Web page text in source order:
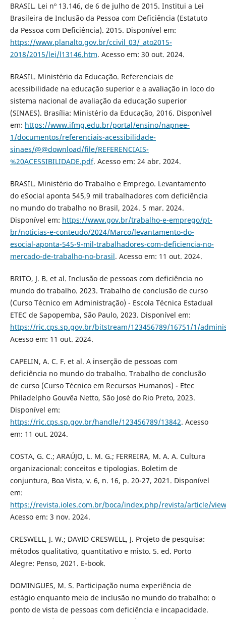
BRASIL. Lei nº 13.146, de 6 de julho de 2015. Institui a Lei
Brasileira de Inclusão da Pessoa com Deficiência (Estatuto
da Pessoa com Deficiência). 2015. Disponível em:
https://www.planalto.gov.br/ccivil_03/_ato2015-
2018/2015/lei/l13146.htm. Acesso em: 30 out. 2024.
BRASIL. Ministério da Educação. Referenciais de
acessibilidade na educação superior e a avaliação in loco do
sistema nacional de avaliação da educação superior
(SINAES). Brasília: Ministério da Educação, 2016. Disponível
em: https://www.ifmg.edu.br/portal/ensino/napnee-
1/documentos/referenciais-acessibilidade-
sinaes/@@download/file/REFERENCIAIS-
%20ACESSIBILIDADE.pdf. Acesso em: 24 abr. 2024.
BRASIL. Ministério do Trabalho e Emprego. Levantamento
do eSocial aponta 545,9 mil trabalhadores com deficiência
no mundo do trabalho no Brasil, 2024. 5 mar. 2024.
Disponível em: https://www.gov.br/trabalho-e-emprego/pt-
br/noticias-e-conteudo/2024/Marco/levantamento-do-
esocial-aponta-545-9-mil-trabalhadores-com-deficiencia-no-
mercado-de-trabalho-no-brasil. Acesso em: 11 out. 2024.
BRITO, J. B. et al. Inclusão de pessoas com deficiência no
mundo do trabalho. 2023. Trabalho de conclusão de curso
(Curso Técnico em Administração) - Escola Técnica Estadual
ETEC de Sapopemba, São Paulo, 2023. Disponível em:
https://ric.cps.sp.gov.br/bitstream/123456789/16751/1/
Acesso em: 11 out. 2024.
CAPELIN, A. C. F. et al. A inserção de pessoas com
deficiência no mundo do trabalho. Trabalho de conclusão
de curso (Curso Técnico em Recursos Humanos) - Etec
Philadelpho Gouvêa Netto, São José do Rio Preto, 2023.
Disponível em:
https://ric.cps.sp.gov.br/handle/123456789/13842. Acesso
em: 11 out. 2024.
COSTA, G. C.; ARAÚJO, L. M. G.; FERREIRA, M. A. A. Cultura
organizacional: conceitos e tipologias. Boletim de
conjuntura, Boa Vista, v. 6, n. 16, p. 20-27, 2021. Disponível
em:
https://revista.ioles.com.br/boca/index.php/revista/article/
Acesso em: 3 nov. 2024.
CRESWELL, J. W.; DAVID CRESWELL, J. Projeto de pesquisa:
métodos qualitativo, quantitativo e misto. 5. ed. Porto
Alegre: Penso, 2021. E-book.
DOMINGUES, M. S. Participação numa experiência de
estágio enquanto meio de inclusão no mundo do trabalho: o
ponto de vista de pessoas com deficiência e incapacidade.